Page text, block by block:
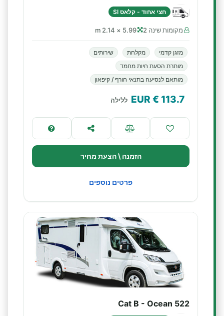
חצי אחוד - קלאס SI
מקומות שינה 2 5.99 × 2.14 m
מזגן קדמי מקלחת
שירותים
מותרת הסעת חיות מחמד
מותאם לנסיעה בתנאי חורף / קיפאון
113.7
€ EUR ללילה
הזמנה \ הצעת מחיר
פרטים נוספים
Cat B - Ocean 522